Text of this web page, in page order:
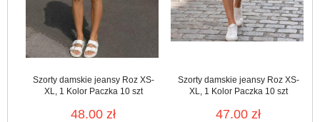
Szorty damskie jeansy Roz XS-
XL, 1 Kolor Paczka 10 szt
48.00 zł
Szorty damskie jeansy Roz XS-
XL, 1 Kolor Paczka 10 szt
47.00 zł